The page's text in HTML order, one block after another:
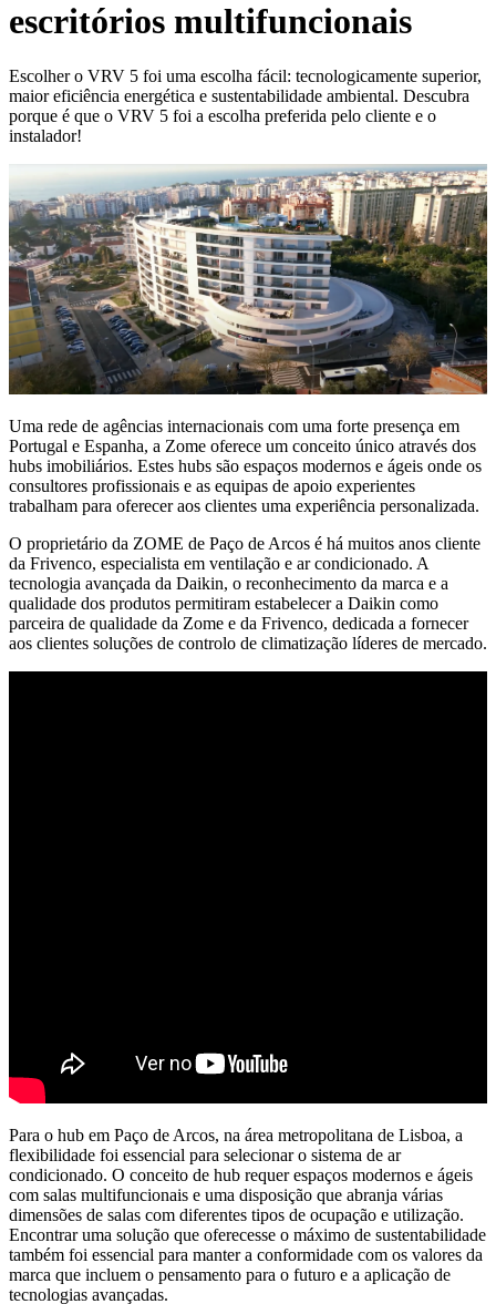
escritórios multifuncionais
Escolher o VRV 5 foi uma escolha fácil: tecnologicamente superior,
maior eficiência energética e sustentabilidade ambiental. Descubra
porque é que o VRV 5 foi a escolha preferida pelo cliente e o
instalador!
Uma rede de agências internacionais com uma forte presença em
Portugal e Espanha, a Zome oferece um conceito único através dos
hubs imobiliários. Estes hubs são espaços modernos e ágeis onde os
consultores profissionais e as equipas de apoio experientes
trabalham para oferecer aos clientes uma experiência personalizada.
O proprietário da ZOME de Paço de Arcos é há muitos anos cliente
da Frivenco, especialista em ventilação e ar condicionado. A
tecnologia avançada da Daikin, o reconhecimento da marca e a
qualidade dos produtos permitiram estabelecer a Daikin como
parceira de qualidade da Zome e da Frivenco, dedicada a fornecer
aos clientes soluções de controlo de climatização líderes de mercado.
Para o hub em Paço de Arcos, na área metropolitana de Lisboa, a
flexibilidade foi essencial para selecionar o sistema de ar
condicionado. O conceito de hub requer espaços modernos e ágeis
com salas multifuncionais e uma disposição que abranja várias
dimensões de salas com diferentes tipos de ocupação e utilização.
Encontrar uma solução que oferecesse o máximo de sustentabilidade
também foi essencial para manter a conformidade com os valores da
marca que incluem o pensamento para o futuro e a aplicação de
tecnologias avançadas.